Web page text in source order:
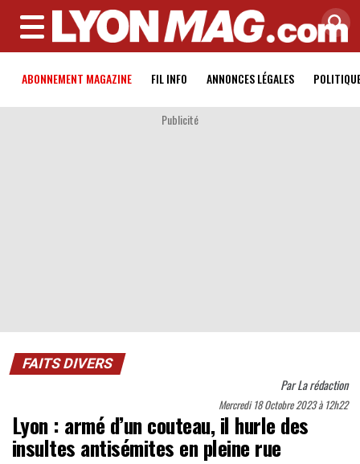
MENU
ABONNEMENT MAGAZINE FIL INFO ANNONCES LÉGALES
Publicité
FAITS DIVERS
ParLa rédaction
Mercredi 18 Octobre 2023 à 12h22
Lyon : armé d’un couteau, il hurle des
insultes antisémites en pleine rue